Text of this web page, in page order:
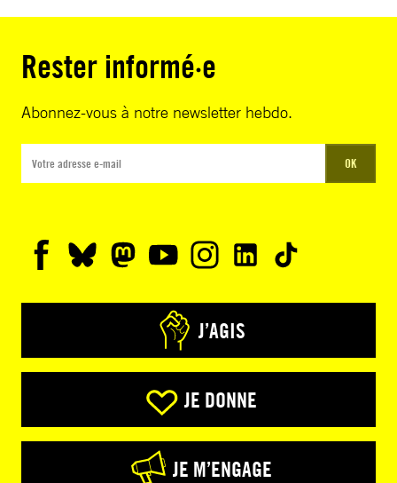
Rester informé·e
Abonnez-vous à notre newsletter hebdo.
OK
J’AGIS
JE DONNE
JE M’ENGAGE